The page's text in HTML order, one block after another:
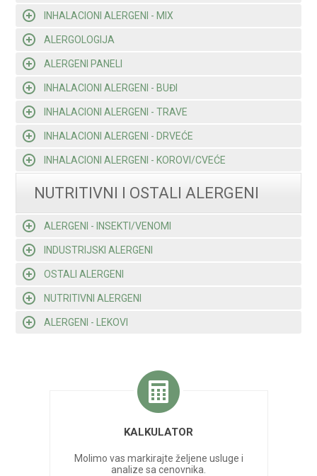
INHALACIONI ALERGENI - MIX
ALERGOLOGIJA
ALERGENI PANELI
INHALACIONI ALERGENI - BUĐI
INHALACIONI ALERGENI - TRAVE
INHALACIONI ALERGENI - DRVEĆE
INHALACIONI ALERGENI - KOROVI/CVEĆE
NUTRITIVNI I OSTALI ALERGENI
ALERGENI - INSEKTI/VENOMI
INDUSTRIJSKI ALERGENI
OSTALI ALERGENI
NUTRITIVNI ALERGENI
ALERGENI - LEKOVI
KALKULATOR
Molimo vas markirajte željene usluge i
analize sa cenovnika.